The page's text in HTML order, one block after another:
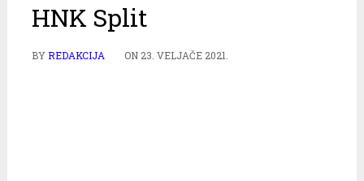
HNK Split
BYREDAKCIJA ON 23. VELJAČE 2021.